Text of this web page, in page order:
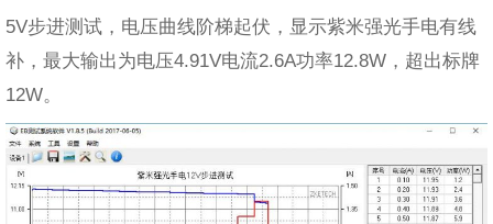
5V步进测试，电压曲线阶梯起伏，显示紫米强光手电有线
补，最大输出为电压4.91V电流2.6A功率12.8W，超出标牌
12W。